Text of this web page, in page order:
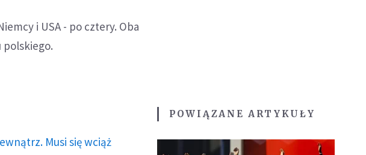
i USA - po cztery. Oba
polskiego.
Musi się wciąż
POWIĄZANE ARTYKUŁY